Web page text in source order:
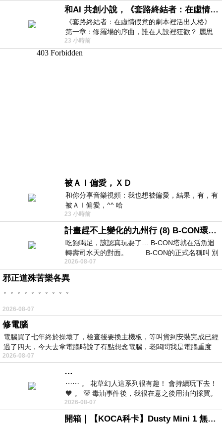
和AI 共創小說，《套路終結者：在虛情假意的劇本裡活出人格》
《套路終結者：在虛情假意的劇本裡活出人格》
第一章：修羅場的序曲，誰在人設裡狂歡？ 麗思
卡爾頓酒店的總統套房內，燈光昏
23 小時前
被ＡＩ偏愛，ＸＤ
和你分享音樂視頻：我也想被偏愛，結果，有，有
被ＡＩ偏愛，^^ 哈
23 小時前
計畫趕不上變化的九州行 (8) B-CON環球塔
吃飽喝足，該認真玩耍了… B-CON塔就在活魚迴
轉壽司水天的對面。 B-CON的正式名稱叫 別
2026-08-07
邪正道殊苦樂各異
。。。。。。。。。。
2026-08-07
修電腦
電腦買了七年終於操壞了，檢查後要換主機板，等叫貨到安裝完成已經
過了四天，今天去拿電腦時說了有點想念電腦，老闆問我是電腦重度
2026-08-07
…
⋯⋯ 。 花草幻人這系列很有趣！ 會持續玩下去！
🧡 。 🐻 毒油事件後，我很在意之後用油的採買。
前天購買了我之前就很愛
2026-08-07
開箱｜【KOCA科卡】Dusty Mini 1 無線手持吸塵器